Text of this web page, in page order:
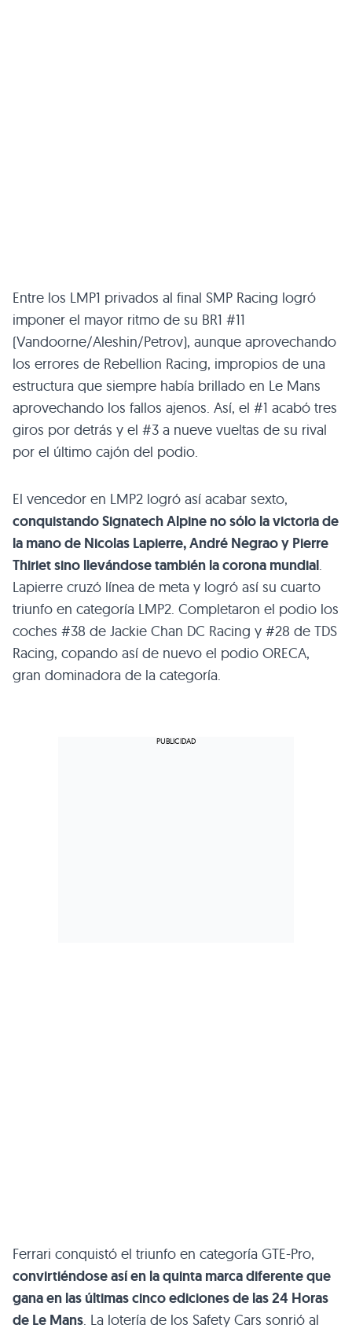
Entre los LMP1 privados al final SMP Racing logró
imponer el mayor ritmo de su BR1 #11
(Vandoorne/Aleshin/Petrov), aunque aprovechando
los errores de Rebellion Racing, impropios de una
estructura que siempre había brillado en Le Mans
aprovechando los fallos ajenos. Así, el #1 acabó tres
giros por detrás y el #3 a nueve vueltas de su rival
por el último cajón del podio.
El vencedor en LMP2 logró así acabar sexto,
conquistando Signatech Alpine no sólo la victoria de
la mano de Nicolas Lapierre, André Negrao y Pierre
Thiriet sino llevándose también la corona mundial.
Lapierre cruzó línea de meta y logró así su cuarto
triunfo en categoría LMP2. Completaron el podio los
coches #38 de Jackie Chan DC Racing y #28 de TDS
Racing, copando así de nuevo el podio ORECA,
gran dominadora de la categoría.
Ferrari conquistó el triunfo en categoría GTE-Pro,
convirtiéndose así en la quinta marca diferente que
gana en las últimas cinco ediciones de las 24 Horas
de Le Mans. La lotería de los Safety Cars sonrió al